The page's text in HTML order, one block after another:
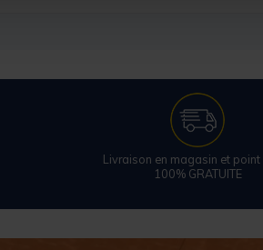
Livraison en magasin et point
100% GRATUITE